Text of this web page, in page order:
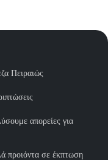
Πειραιώς
απορείες για
προιόντα σε έκπτωση